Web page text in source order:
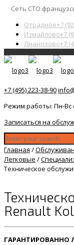
Сеть СТО
Отрадное+7
Измайлово+7
Лианозово+7
+7 (495) 223-38-90
Режим работы: Пн-Вс
Записаться на
Главная /
Легковые /
Техническое
Renault
ГАРАНТИРОВАННО